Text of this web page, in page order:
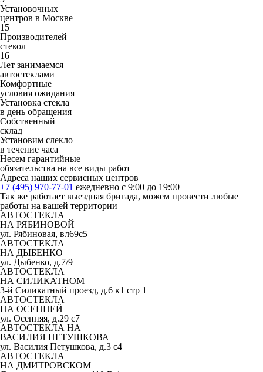
Установочных
центров в Москве
15
Производителей
стекол
16
Лет занимаемся
автостеклами
Комфортные
условия ожидания
Установка стекла
в день обращения
Собственный
склад
Установим слекло
в течение часа
Несем гарантийные
обязательства на все виды работ
Адреса наших сервисных центров
+7 (495) 970-77-01 ежедневно с 9:00 до 19:00
Так же работает выездная бригада, можем провести любые
работы на вашей территории
АВТОСТЕКЛА
НА РЯБИНОВОЙ
ул. Рябиновая, вл69с5
АВТОСТЕКЛА
НА ДЫБЕНКО
ул. Дыбенко, д.7/9
АВТОСТЕКЛА
НА СИЛИКАТНОМ
3-й Силикатный проезд, д.6 к1 стр 1
АВТОСТЕКЛА
НА ОСЕННЕЙ
ул. Осенняя, д.29 с7
АВТОСТЕКЛА НА
ВАСИЛИЯ ПЕТУШКОВА
ул. Василия Петушкова, д.3 с4
АВТОСТЕКЛА
НА ДМИТРОВСКОМ